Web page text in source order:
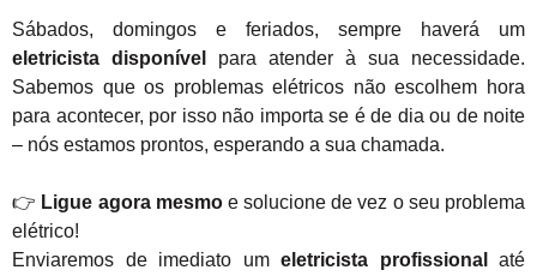
Sábados, domingos e feriados, sempre haverá um
eletricista disponível
para atender à sua necessidade.
Sabemos que os problemas elétricos não escolhem hora
para acontecer, por isso não importa se é de dia ou de noite
– nós estamos prontos, esperando a sua chamada.
👉 Ligue agora mesmoe solucione de vez o seu problema
elétrico!
Enviaremos de imediato um eletricista profissional
até